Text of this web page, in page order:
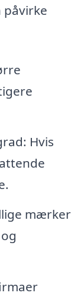
påvirke
Hvis
mærker